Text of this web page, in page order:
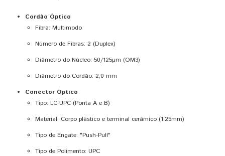
Cordão Óptico
Fibra: Multimodo
Número de Fibras: 2 (Duplex)
Diâmetro do Núcleo: 50/125µm (OM3)
Diâmetro do Cordão: 2,0 mm
Conector Óptico
Tipo: LC-UPC (Ponta A e B)
Material: Corpo plástico e terminal cerâmico (1,25mm)
Tipo de Engate: "Push-Pull"
Tipo de Polimento: UPC